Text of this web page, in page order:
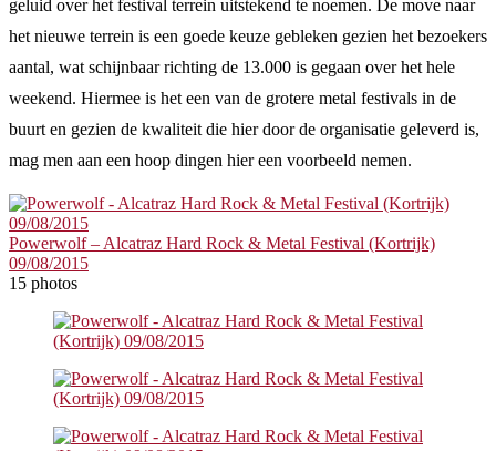
geluid over het festival terrein uitstekend te noemen. De move naar
het nieuwe terrein is een goede keuze gebleken gezien het bezoekers
aantal, wat schijnbaar richting de 13.000 is gegaan over het hele
weekend. Hiermee is het een van de grotere metal festivals in de
buurt en gezien de kwaliteit die hier door de organisatie geleverd is,
mag men aan een hoop dingen hier een voorbeeld nemen.
Powerwolf – Alcatraz Hard Rock & Metal Festival (Kortrijk)
09/08/2015
15 photos